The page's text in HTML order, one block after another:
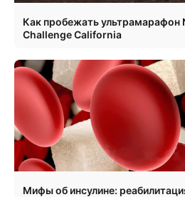
Как пробежать ультрамарафон
Challenge California
Мифы об инсулине: